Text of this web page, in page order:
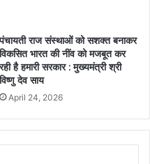
पंचायती राज संस्थाओं को सशक्त बनाकर
विकसित भारत की नींव को मजबूत कर
रही है हमारी सरकार : मुख्यमंत्री श्री
विष्णु देव साय
April 24, 2026